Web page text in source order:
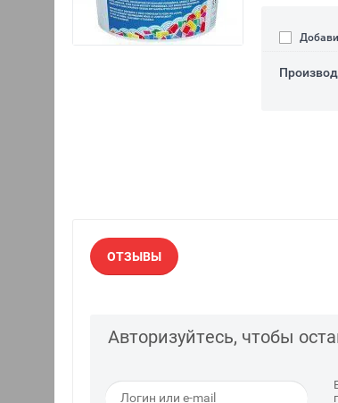
ОТЗЫВЫ
Авторизуйтесь, чтобы